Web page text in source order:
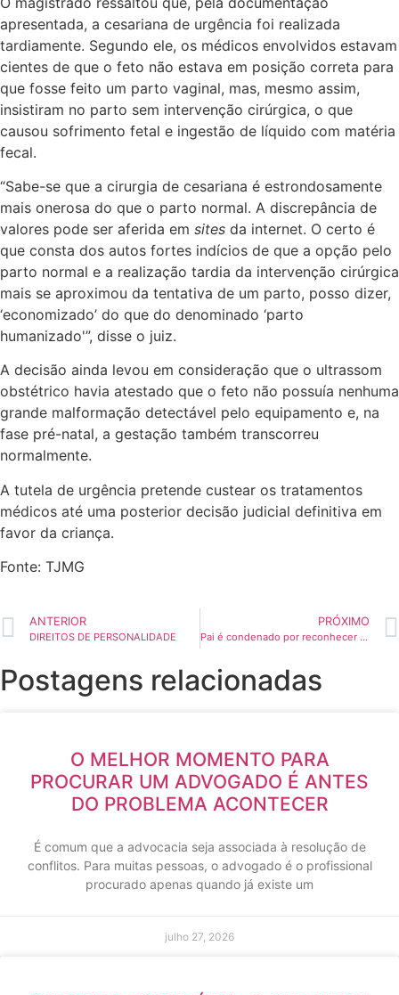
apresentada, a cesariana de urgência foi realizada
tardiamente. Segundo ele, os médicos envolvidos estavam
cientes de que o feto não estava em posição correta para
que fosse feito um parto vaginal, mas, mesmo assim,
insistiram no parto sem intervenção cirúrgica, o que
causou sofrimento fetal e ingestão de líquido com matéria
fecal.
“Sabe-se que a cirurgia de cesariana é estrondosamente
mais onerosa do que o parto normal. A discrepância de
valores pode ser aferida em sites da internet. O certo é
que consta dos autos fortes indícios de que a opção pelo
parto normal e a realização tardia da intervenção cirúrgica
mais se aproximou da tentativa de um parto, posso dizer,
‘economizado’ do que do denominado ‘parto
humanizado'”, disse o juiz.
A decisão ainda levou em consideração que o ultrassom
obstétrico havia atestado que o feto não possuía nenhuma
grande malformação detectável pelo equipamento e, na
fase pré-natal, a gestação também transcorreu
normalmente.
A tutela de urgência pretende custear os tratamentos
médicos até uma posterior decisão judicial definitiva em
favor da criança.
Fonte: TJMG
ANTERIOR
DIREITOS DE PERSONALIDADE
PRÓXIMO
Pai é condenado por reconhecer filha e depois interpor ação negatória
Postagens relacionadas
O MELHOR MOMENTO PARA
PROCURAR UM ADVOGADO É ANTES
DO PROBLEMA ACONTECER
É comum que a advocacia seja associada à resolução de
conflitos. Para muitas pessoas, o advogado é o profissional
procurado apenas quando já existe um
julho 27, 2026